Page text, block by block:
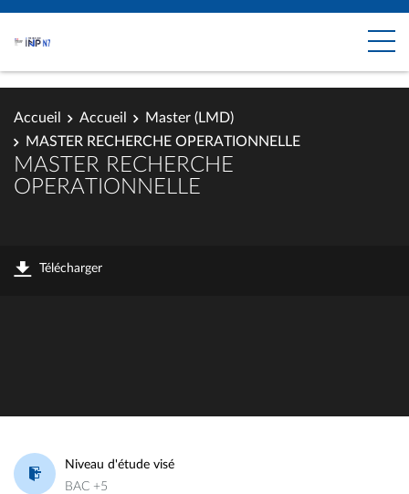
Accueil Accueil
Master (LMD)
MASTER RECHERCHE OPERATIONNELLE
MASTER RECHERCHE
OPERATIONNELLE
Télécharger
Niveau d'étude visé
BAC +5